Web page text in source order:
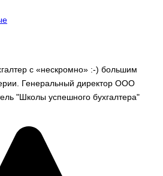
с «нескромно» :-) большим
Генеральный директор ООО
"Школы успешного бухгалтера"